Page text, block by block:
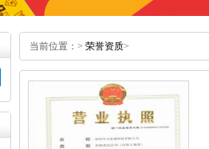
当前位置： > 荣誉资质>